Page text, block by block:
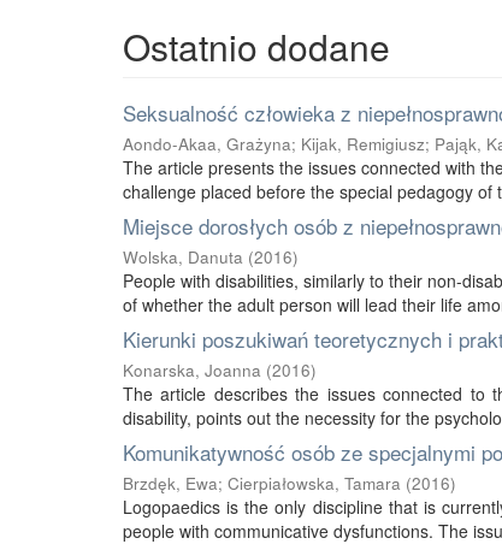
Ostatnio dodane
Seksualność człowieka z
Aondo-Akaa, Grażyna; Kijak, Remigiusz; Pająk,
The article presents the issues connected with
challenge placed before the special pedagogy of
Miejsce dorosłych osób z
Wolska, Danuta (2016)
People with disabilities, similarly to their non-
of whether the adult person will lead their life
Kierunki poszukiwań teoretycznych i
Konarska, Joanna (2016)
The article describes the issues connected to
disability, points out the necessity for the
Komunikatywność osób ze specjalnymi
Brzdęk, Ewa; Cierpiałowska, Tamara (2016)
Logopaedics is the only discipline that is
people with communicative dysfunctions. The